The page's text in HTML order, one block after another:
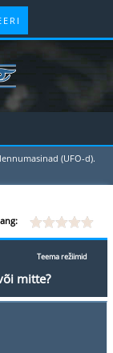
(UFO-d).
Teema režiimid
mitte?